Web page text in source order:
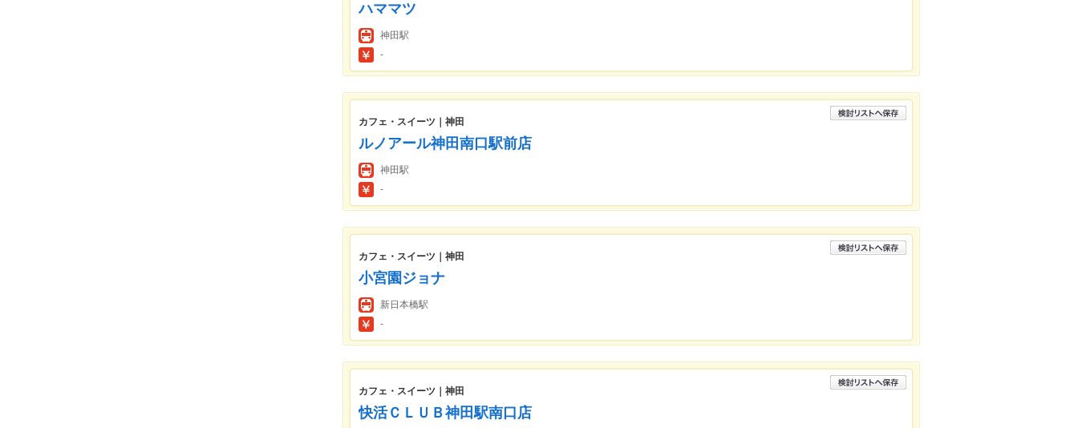
ハママツ
神田駅
-
カフェ・スイーツ｜神田
ルノアール神田南口駅前店
神田駅
-
カフェ・スイーツ｜神田
小宮園ジョナ
新日本橋駅
-
カフェ・スイーツ｜神田
快活ＣＬＵＢ神田駅南口店